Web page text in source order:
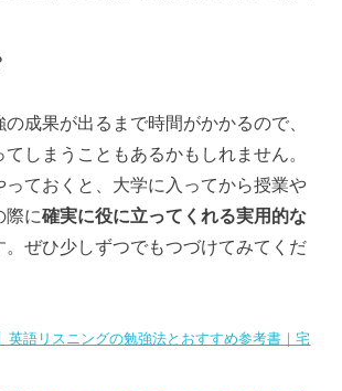
成果が出るまで時間がかかるので、
しまうこともあるかもしれません。
っておくと、大学に入ってから授業や
際に確実に役に立ってくれる実用的な
。ぜひ少しずつでもつづけてみてくだ
英語リスニングの勉強法とおすすめ参考書｜宅